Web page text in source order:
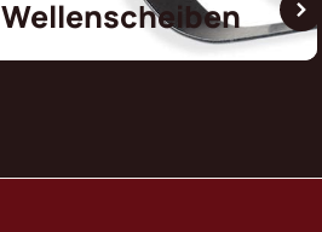
Wellenscheiben